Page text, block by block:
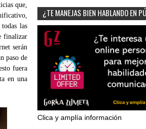
que,
las
finalizar
serán
paso de
fuera
en una
¿TE MANEJAS BIEN HABLANDO EN
Clica y amplía información